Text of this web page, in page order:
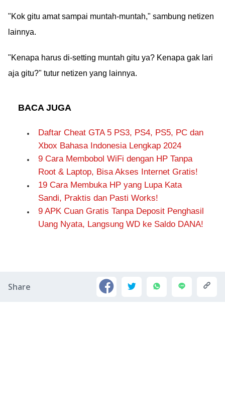
"Kok gitu amat sampai muntah-muntah," sambung netizen
lainnya.
"Kenapa harus di-setting muntah gitu ya? Kenapa gak lari
aja gitu?" tutur netizen yang lainnya.
BACA JUGA
Daftar Cheat GTA 5 PS3, PS4, PS5, PC dan
Xbox Bahasa Indonesia Lengkap 2024
9 Cara Membobol WiFi dengan HP Tanpa
Root & Laptop, Bisa Akses Internet Gratis!
19 Cara Membuka HP yang Lupa Kata
Sandi, Praktis dan Pasti Works!
9 APK Cuan Gratis Tanpa Deposit Penghasil
Uang Nyata, Langsung WD ke Saldo DANA!
Share